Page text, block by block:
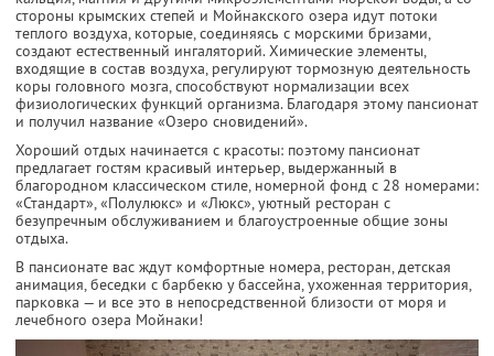
стороны крымских степей и Мойнакского озера идут потоки
теплого воздуха, которые, соединяясь с морскими бризами,
создают естественный ингаляторий. Химические элементы,
входящие в состав воздуха, регулируют тормозную деятельность
коры головного мозга, способствуют нормализации всех
физиологических функций организма. Благодаря этому пансионат
и получил название «Озеро сновидений».
Хороший отдых начинается с красоты: поэтому пансионат
предлагает гостям красивый интерьер, выдержанный в
благородном классическом стиле, номерной фонд с 28 номерами:
«Стандарт», «Полулюкс» и «Люкс», уютный ресторан с
безупречным обслуживанием и благоустроенные общие зоны
отдыха.
В пансионате вас ждут комфортные номера, ресторан, детская
анимация, беседки с барбекю у бассейна, ухоженная территория,
парковка — и все это в непосредственной близости от моря и
лечебного озера Мойнаки!